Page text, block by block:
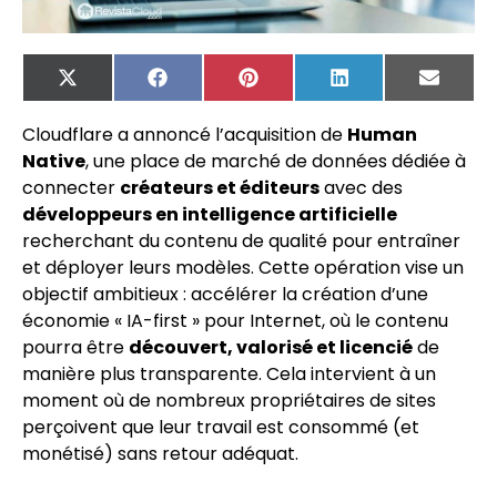
X
(Twitter)
FacebookPinterest LinkedIn
Email
Cloudflare a annoncé l’acquisition de Human
Native, une place de marché de données dédiée à
connecter créateurs et éditeursavec des
développeurs en intelligence artificielle
recherchant du contenu de qualité pour entraîner
et déployer leurs modèles. Cette opération vise un
objectif ambitieux : accélérer la création d’une
économie « IA-first » pour Internet, où le contenu
pourra être découvert, valorisé et licenciéde
manière plus transparente. Cela intervient à un
moment où de nombreux propriétaires de sites
perçoivent que leur travail est consommé (et
monétisé) sans retour adéquat.